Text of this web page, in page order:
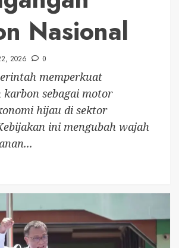
Nasional
2026 0
memperkuat
karbon sebagai motor
hijau di sektor
ini mengubah wajah